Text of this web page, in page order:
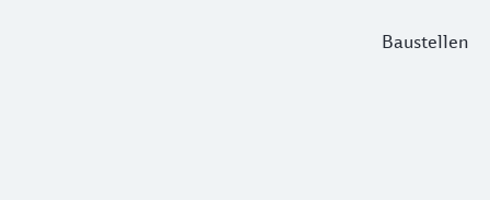
Baustellen